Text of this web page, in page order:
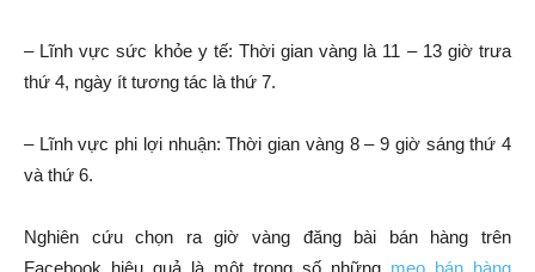
– Lĩnh vực sức khỏe y tế: Thời gian vàng là 11 – 13 giờ trưa
thứ 4, ngày ít tương tác là thứ 7.
– Lĩnh vực phi lợi nhuận: Thời gian vàng 8 – 9 giờ sáng thứ 4
và thứ 6.
Nghiên cứu chọn ra giờ vàng đăng bài bán hàng trên
Facebook hiệu quả là một trong số những mẹo bán hàng